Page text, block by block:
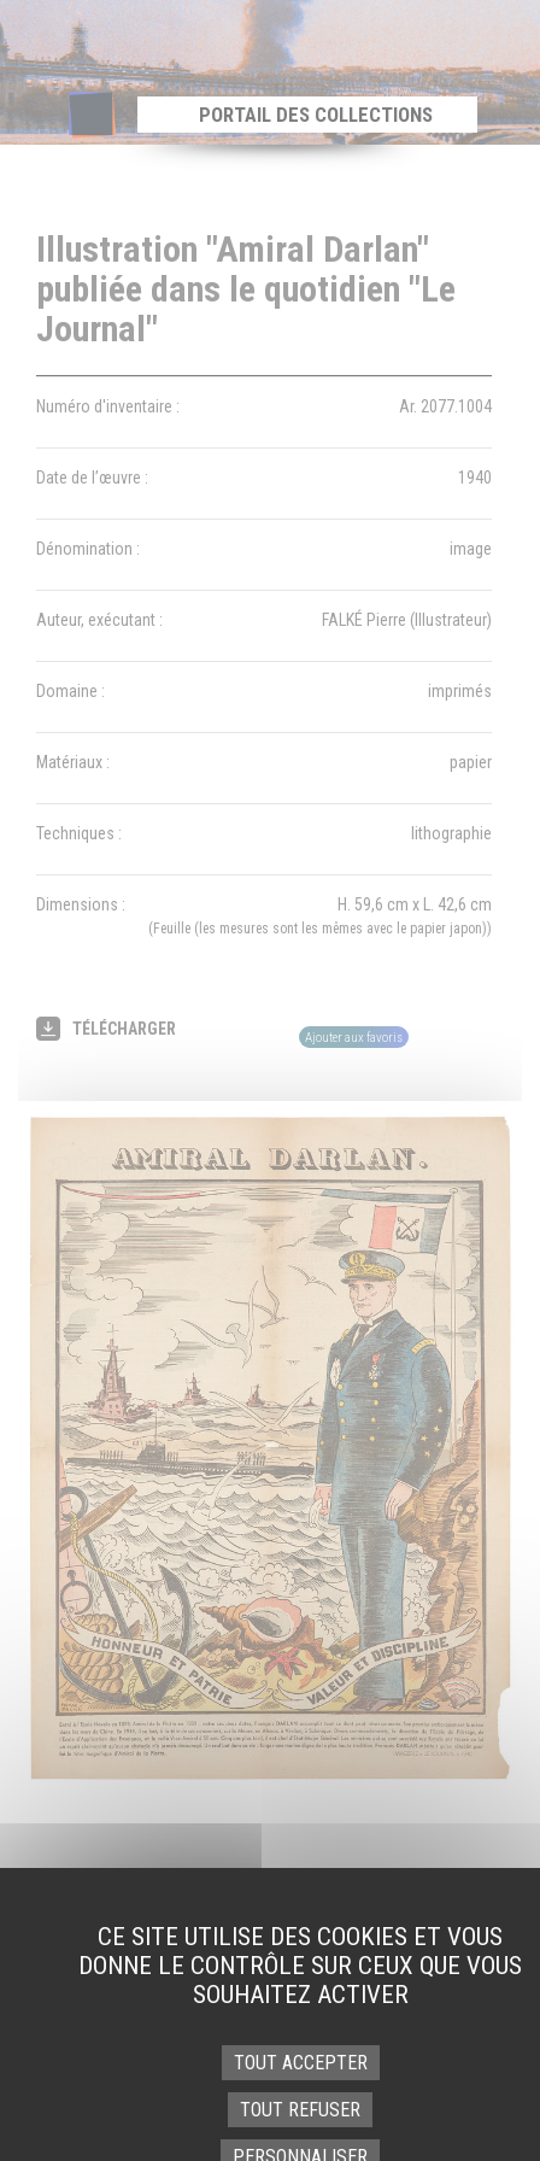
Panneau de gestion des cookies
CE SITE UTILISE DES COOKIES ET VOUS
DONNE LE CONTRÔLE SUR CEUX QUE VOUS
SOUHAITEZ ACTIVER
TOUT ACCEPTER
TOUT REFUSER
PORTAIL DES COLLECTIONS
Illustration "Amiral Darlan"
publiée dans le quotidien "Le
Journal"
Numéro d'inventaire : Ar. 2077.1004
Date de l’œuvre : 1940
Dénomination : image
Auteur, exécutant : FALKÉ Pierre (Illustrateur)
Domaine : imprimés
Matériaux : papier
Techniques : lithographie
Dimensions : H. 59,6 cm x L. 42,6 cm
(Feuille (les mesures sont les mêmes avec le papier japon))
TÉLÉCHARGER Ajouter aux favoris
SUIVEZ-NOUS
sur nos réseaux et notre newsletter